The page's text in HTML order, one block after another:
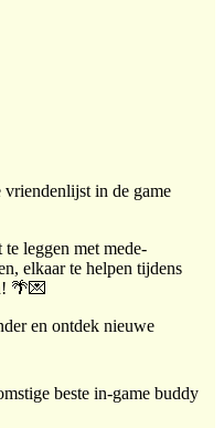
in de game
leggen met mede-
elkaar te helpen tijdens
🌴💌
en ontdek nieuwe
beste in-game buddy